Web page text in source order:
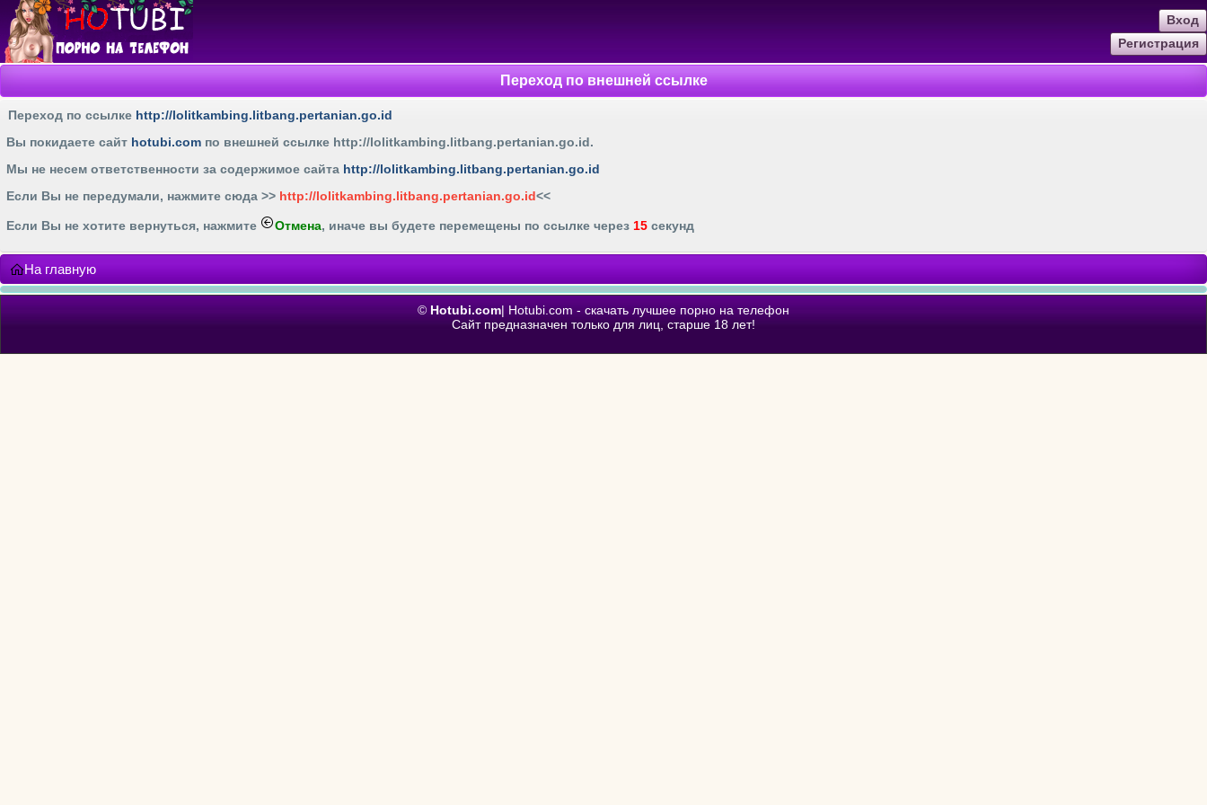
Вход
Регистрация
Переход по внешней ссылке
Переход по ссылке http://lolitkambing.litbang.pertanian.go.id
Вы покидаете сайт hotubi.com по внешней ссылке http://lolitkambing.litbang.pertanian.go.id.
Мы не несем ответственности за содержимое сайта http://lolitkambing.litbang.pertanian.go.id
Если Вы не передумали, нажмите cюда >> http://lolitkambing.litbang.pertanian.go.id<<
Если Вы не хотите вернуться, нажмите Отмена, иначе вы будете перемещены по ссылке через 15 секунд
На главную
© Hotubi.com| Hotubi.com - скачать лучшее порно на телефон
Сайт предназначен только для лиц, старше 18 лет!